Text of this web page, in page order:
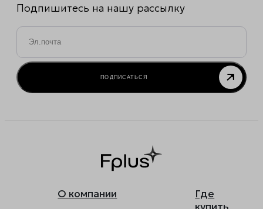
Подпишитесь на нашу рассылку
Email
ПОДПИСАТЬСЯ
О компании
Где
купить